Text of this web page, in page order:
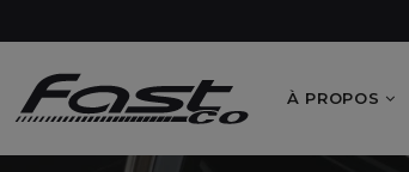
À PROPOS